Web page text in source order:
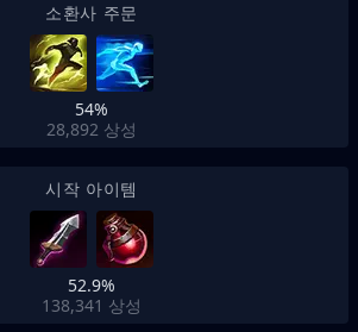
소환사 주문
54%
28,892 상성
시작 아이템
52.9%
138,341 상성